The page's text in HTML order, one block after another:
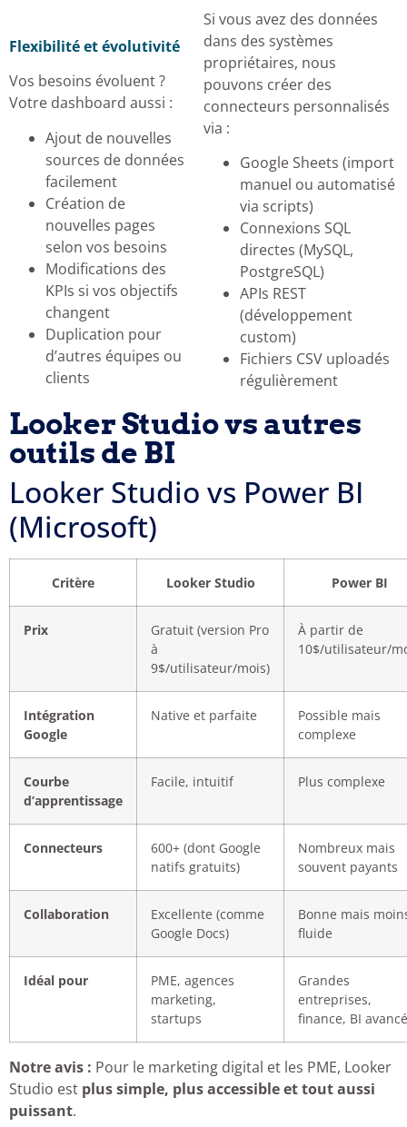
Flexibilité et évolutivité
Vos besoins évoluent ?
Votre dashboard aussi :
Ajout de nouvelles
sources de données
facilement
Création de
nouvelles pages
selon vos besoins
Modifications des
KPIs si vos objectifs
changent
Duplication pour
d’autres équipes ou
clients
Si vous avez des données
dans des systèmes
propriétaires, nous
pouvons créer des
connecteurs personnalisés
via :
Google Sheets (import
manuel ou automatisé
via scripts)
Connexions SQL
directes (MySQL,
PostgreSQL)
APIs REST
(développement
custom)
Fichiers CSV uploadés
régulièrement
Looker Studio vs autres
outils de BI
Looker Studio vs Power BI
(Microsoft)
Critère Looker Studio Power BI
Prix
Gratuit (version Pro
à
9$/utilisateur/mois)
À partir de
10$/utilisateur/
Intégration
Google
Native et parfaite
Possible mais
complexe
Courbe
d’apprentissage
Facile, intuitif Plus complexe
Connecteurs
600+ (dont Google
natifs gratuits)
Nombreux mais
souvent payants
Collaboration
Excellente (comme
Google Docs)
Bonne mais
fluide
Idéal pour
PME, agences
marketing,
startups
Grandes
entreprises,
finance, BI
Notre avis : Pour le marketing digital et les PME, Looker
Studio est plus simple, plus accessible et tout aussi
puissant.